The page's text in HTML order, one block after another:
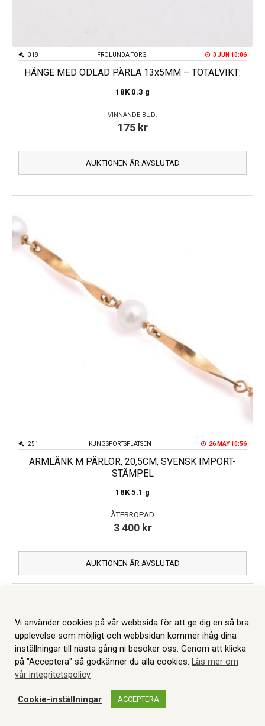
FRÖLUNDA TORG
318 3 JUN 10:06
HÄNGE MED ODLAD PÄRLA 13x5MM – TOTALVIKT:
18K 0.3 g
VINNANDE BUD:
175 kr
AUKTIONEN ÄR AVSLUTAD
KUNGSPORTSPLATSEN
251 26 MAY 10:56
ARMLÄNK M PÄRLOR, 20,5CM, SVENSK IMPORT-
STÄMPEL
18K 5.1 g
ÅTERROPAD
3 400 kr
AUKTIONEN ÄR AVSLUTAD
Vi använder cookies på vår webbsida för att ge dig en så bra
upplevelse som möjligt och webbsidan kommer ihåg dina
inställningar till nästa gång ni besöker oss. Genom att klicka
på "Acceptera" så godkänner du alla cookies. Läs mer om
vår integritetspolicy
Cookie-inställningar ACCEPTERA